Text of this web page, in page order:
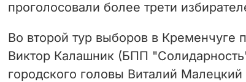
o
проголосовали более трети
Во второй тур выборов в
Виктор Калашник (БПП
городского головы Виталий